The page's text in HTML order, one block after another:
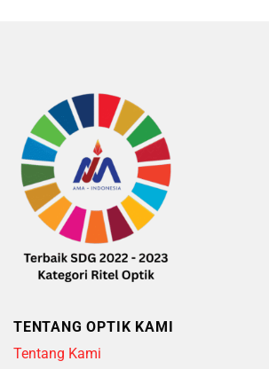
TENTANG OPTIK KAMI
Tentang Kami